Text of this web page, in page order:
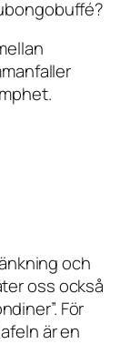
och
oss också
För
är en